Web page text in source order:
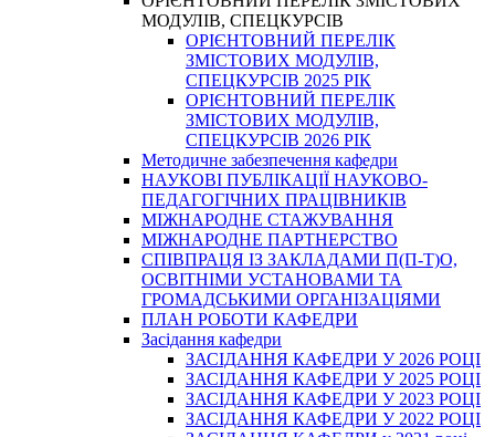
МОДУЛІВ, СПЕЦКУРСІВ
ОРІЄНТОВНИЙ ПЕРЕЛІК
ЗМІСТОВИХ МОДУЛІВ,
СПЕЦКУРСІВ 2025 РІК
ОРІЄНТОВНИЙ ПЕРЕЛІК
ЗМІСТОВИХ МОДУЛІВ,
СПЕЦКУРСІВ 2026 РІК
Методичне забезпечення кафедри
НАУКОВІ ПУБЛІКАЦІЇ НАУКОВО-
ПЕДАГОГІЧНИХ ПРАЦІВНИКІВ
МІЖНАРОДНЕ СТАЖУВАННЯ
МІЖНАРОДНЕ ПАРТНЕРСТВО
СПІВПРАЦЯ ІЗ ЗАКЛАДАМИ П(П-Т)О,
ОСВІТНІМИ УСТАНОВАМИ ТА
ГРОМАДСЬКИМИ ОРГАНІЗАЦІЯМИ
ПЛАН РОБОТИ КАФЕДРИ
Засідання кафедри
ЗАСІДАННЯ КАФЕДРИ У 2026 РОЦІ
ЗАСІДАННЯ КАФЕДРИ У 2025 РОЦІ
ЗАСІДАННЯ КАФЕДРИ У 2023 РОЦІ
ЗАСІДАННЯ КАФЕДРИ У 2022 РОЦІ